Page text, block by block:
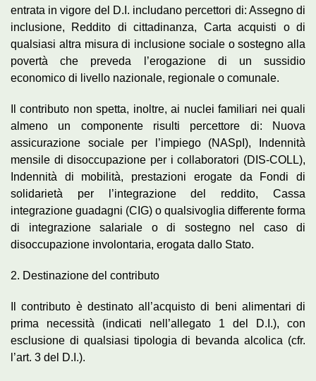
entrata in vigore del D.I. includano percettori di: Assegno di
inclusione, Reddito di cittadinanza, Carta acquisti o di
qualsiasi altra misura di inclusione sociale o sostegno alla
povertà che preveda l’erogazione di un sussidio
economico di livello nazionale, regionale o comunale.
Il contributo non spetta, inoltre, ai nuclei familiari nei quali
almeno un componente risulti percettore di: Nuova
assicurazione sociale per l’impiego (NASpI), Indennità
mensile di disoccupazione per i collaboratori (DIS-COLL),
Indennità di mobilità, prestazioni erogate da Fondi di
solidarietà per l’integrazione del reddito, Cassa
integrazione guadagni (CIG) o qualsivoglia differente forma
di integrazione salariale o di sostegno nel caso di
disoccupazione involontaria, erogata dallo Stato.
2. Destinazione del contributo
Il contributo è destinato all’acquisto di beni alimentari di
prima necessità (indicati nell’allegato 1 del D.I.), con
esclusione di qualsiasi tipologia di bevanda alcolica (cfr.
l’art. 3 del D.I.).